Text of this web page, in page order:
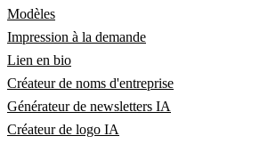
Modèles
Impression à la demande
Lien en bio
Créateur de noms d'entreprise
Générateur de newsletters IA
Créateur de logo IA